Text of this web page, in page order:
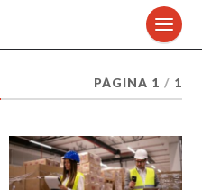
PÁGINA 1 / 1